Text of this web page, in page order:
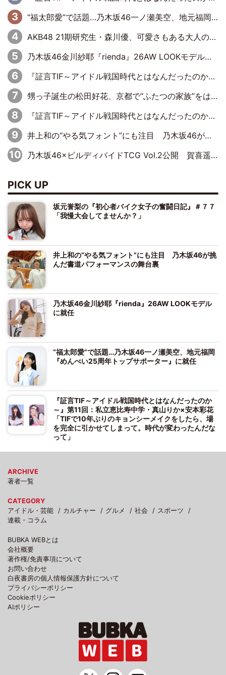
“福太郎愛”で話題…乃木坂46一ノ瀬美空、地元福岡『めんべい25周年トップサポーター』に就任
AKB48 21期研究生・森川優、可愛さもある大人の女性に
乃木坂46金川紗耶『rienda』26AW LOOKモデルに就任
『証言TIF～アイドル戦国時代とはなんだったのか～』第11回：私立恵比寿中学・真山りか×安本彩花「TIFで10年ぶりのキョンシーメイクをしたら、場を完全に引かせてしまって。時代が変わったんだなって」
甥っ子誕生の松田好花、京都で“ふたつの家族”をはしご！ “母”黒谷友香に見送られ、“父”松岡昌宏とはハシゴ酒
『証言TIF～アイドル戦国時代とはなんだったのか～』第10回：さくら学院・武藤彩未×飯田らうら「正直、中3で辞めるというのを信じてなくて。そう言われてはいたけど、嘘でしょって」
井上和の“やる気フォント”にも注目 乃木坂46が挑んだ書道パフォーマンスの舞台裏
乃木坂46×ビルディバイドTCG Vol.2公開 賀喜遥香＆田村真佑が『京まふ』ステージに登壇
PICK UP
坂元誉梨の『初心者バイク女子の奮闘日記』＃７７
「我慢大会してませんか？」
井上和の“やる気フォント”にも注目 乃木坂46が挑
んだ書道パフォーマンスの舞台裏
乃木坂46金川紗耶『rienda』26AW LOOKモデル
に就任
“福太郎愛”で話題…乃木坂46一ノ瀬美空、地元福岡
『めんべい25周年トップサポーター』に就任
『証言TIF～アイドル戦国時代とはなんだったのか
～』第11回：私立恵比寿中学・真山りか×安本彩花
「TIFで10年ぶりのキョンシーメイクをしたら、場
を完全に引かせてしまって。時代が変わったんだな
って」
ARCHIVE
著者一覧
CATEGORY
アイドル・芸能
カルチャー グルメ 社会
スポーツ
連載・コラム
BUBKA WEBとは
会社概要
著作権/免責事項について
お問い合わせ
白夜書房の個人情報保護方針について
プライバシーポリシー
Cookieポリシー
AIポリシー